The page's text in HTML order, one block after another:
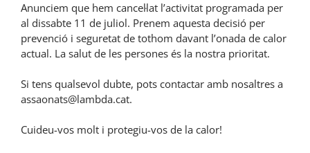
Anunciem que hem cancel·lat l’activitat programada per
al dissabte 11 de juliol. Prenem aquesta decisió per
prevenció i seguretat de tothom davant l’onada de calor
actual. La salut de les persones és la nostra prioritat.
Si tens qualsevol dubte, pots contactar amb nosaltres a
assaonats@lambda.cat.
Cuideu-vos molt i protegiu-vos de la calor!